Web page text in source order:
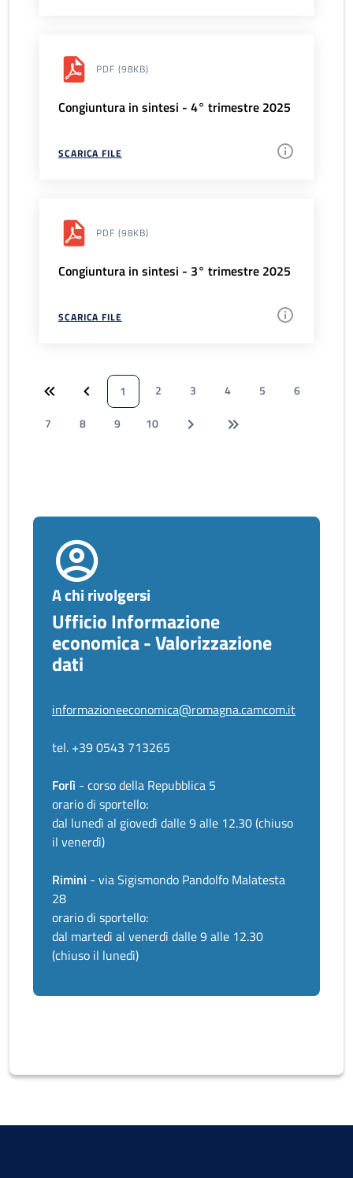
PDF (98KB)
Congiuntura in sintesi - 4° trimestre 2025
SCARICA FILE
PDF (98KB)
Congiuntura in sintesi - 3° trimestre 2025
SCARICA FILE
1 2 3 4 5
6
7
8 9 10
A chi rivolgersi
Ufficio Informazione
economica - Valorizzazione
dati
informazioneeconomica@romagna.camcom.it
tel. +39 0543 713265
Forlì - corso della Repubblica 5
orario di sportello:
dal lunedì al giovedì dalle 9 alle 12.30 (chiuso
il venerdì)
Rimini - via Sigismondo Pandolfo Malatesta
28
orario di sportello:
dal martedì al venerdì dalle 9 alle 12.30
(chiuso il lunedì)